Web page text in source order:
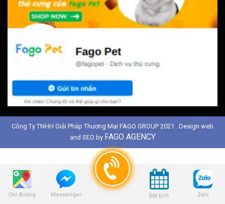
Chỉ đường Messenger Đặt lịch Zalo
Công Ty TNHH Giải Pháp Thương Mại FAGO GROUP 2021 . Design web
and SEO by FAGO AGENCY